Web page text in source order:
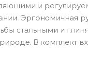
и
Эргономичная
стальными и
В комплект